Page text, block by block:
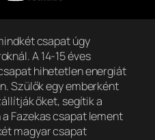
csapat úgy
A 14-15 éves
hihetetlen energiát
Szülők egy emberként
őket, segítik a
Fazekas csapat lement
magyar csapat